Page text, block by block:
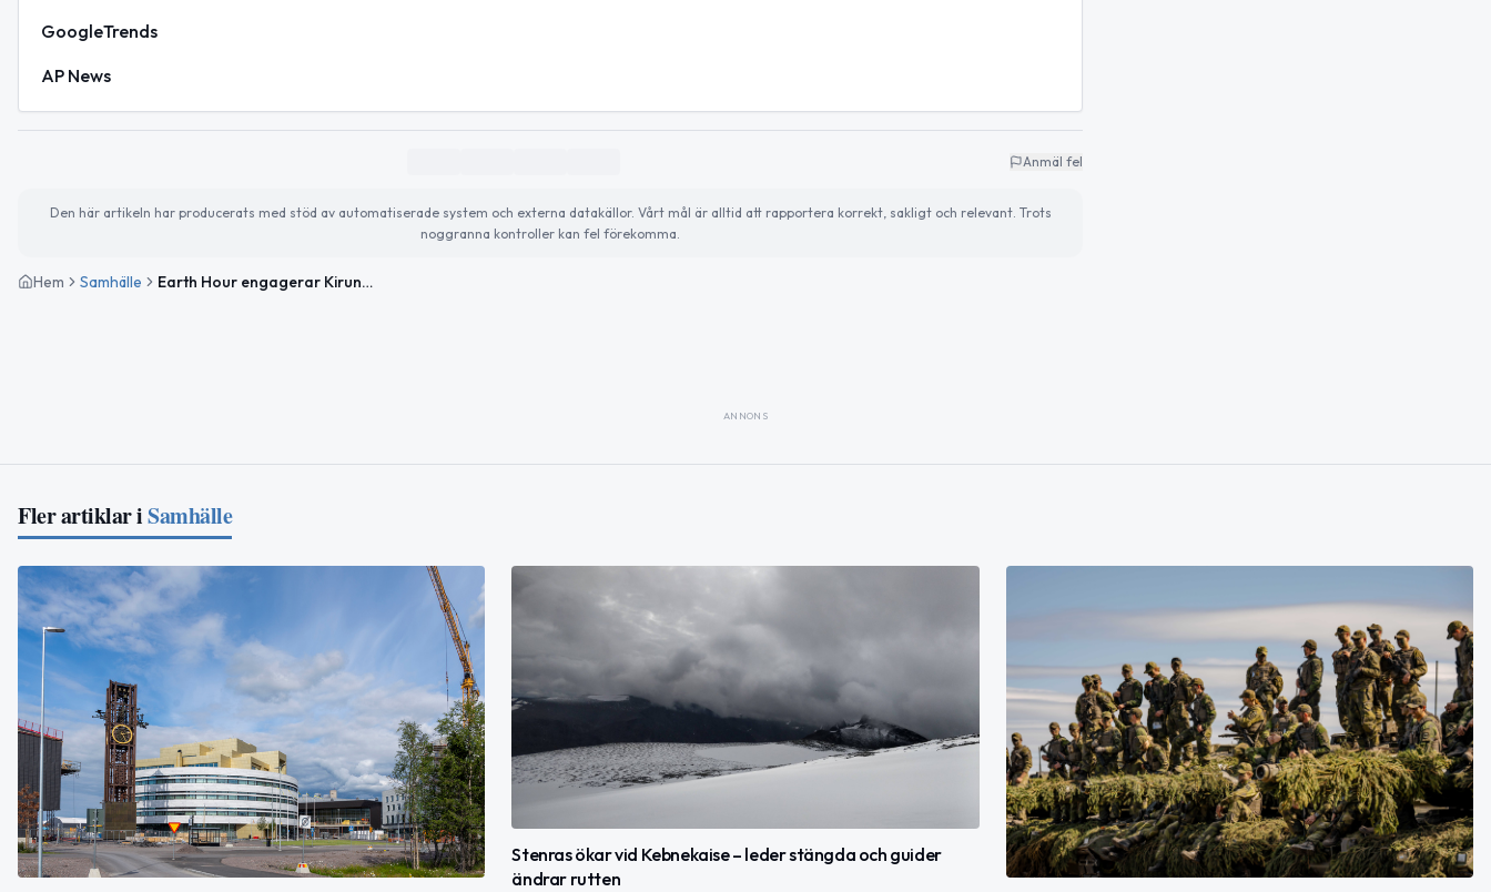
GoogleTrends
AP News
Anmäl fel
Den här artikeln har producerats med stöd av automatiserade system och externa datakällor. Vårt mål är alltid att rapportera korrekt, sakligt och relevant. Trots
noggranna kontroller kan fel förekomma.
Hem Samhälle Earth Hour engagerar Kiruna – så påverkas din lördag
ANNONS
Fler artiklar iSamhälle
Stenras ökar vid Kebnekaise – leder stängda och guider
ändrar rutten